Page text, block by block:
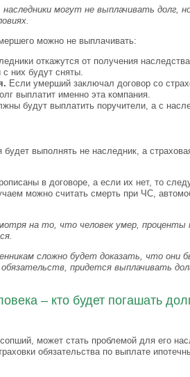
наследники могут не выплачивать долг,
можно не выплачивать:
откажутся от получения
с них будут сняты.
Если умерший заключал договор со
выплатит именно эта компания.
будут выплатить поручители, а с
будет выполнять не наследник, а
в договоре, а если их нет, то
можно считать смерть при ЧС,
на то, что человек умер, проценты
сложно будет доказать, что они
придется выплачивать
– кто будет погашать
может стать проблемой для его
обязательства по выплате